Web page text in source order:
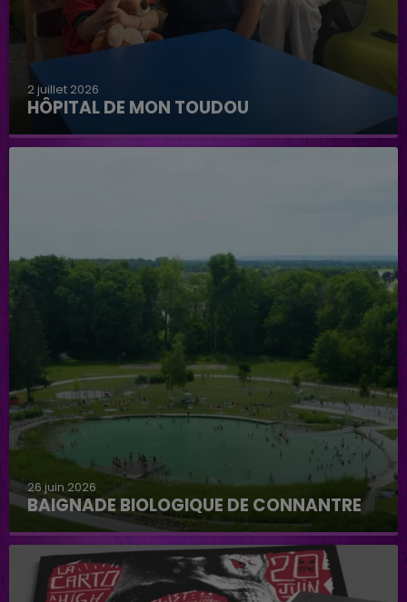
2 juillet 2026
HÔPITAL DE MON TOUDOU
Hôpital de mon Toudou
26 juin 2026
BAIGNADE BIOLOGIQUE DE CONNANTRE
Baignade biologique de Connantre